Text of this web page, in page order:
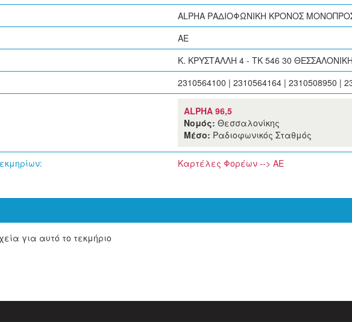
ALPHA ΡΑΔΙΟΦΩΝΙΚΗ ΚΡΟΝΟΣ
ΑΕ
Κ. ΚΡΥΣΤΑΛΛΗ 4 - ΤΚ 546 30 ΘΕΣΣΑΛΟΝΙΚΗ
2310564100 | 2310564164 | 2310508950 |
ALPHA 96,5
Νομός: Θεσσαλονίκης
Μέσο: Ραδιοφωνικός Σταθμός
Καρτέλες Φορέων --> ΑΕ
για αυτό το τεκμήριο